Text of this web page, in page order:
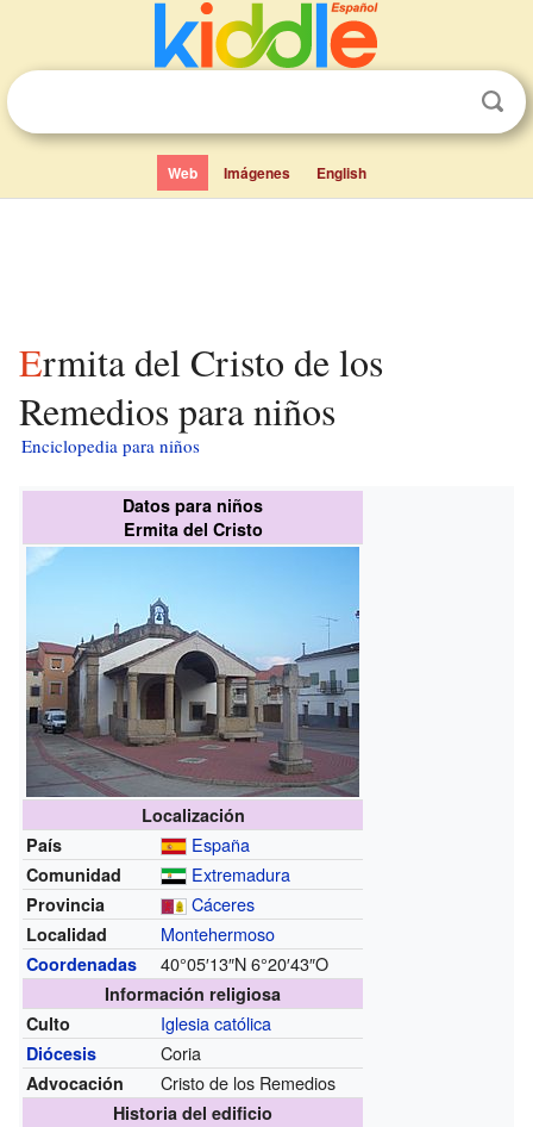
Web Imágenes English
Ermita del Cristo de los
Remedios para niños
Enciclopedia para niños
Datos para niños
Ermita del Cristo
Localización
País
España
Comunidad Extremadura
Provincia Cáceres
Localidad Montehermoso
Coordenadas 40°05′13″N6°20′43″O
Información religiosa
Culto
Iglesia católica
Diócesis Coria
Advocación Cristo de los Remedios
Historia del edificio